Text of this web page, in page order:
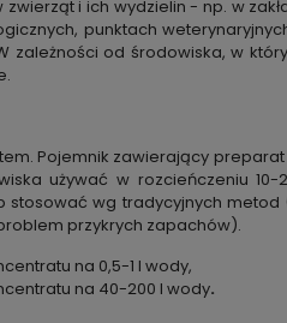
i ich wydzielin - np. w
punktach
zależności od środowiska, w
Pojemnik zawierający
używać w rozcieńczeniu
wg tradycyjnych
przykrych zapachów).
na 0,5-1 l wody,
na 40-200 l wody.